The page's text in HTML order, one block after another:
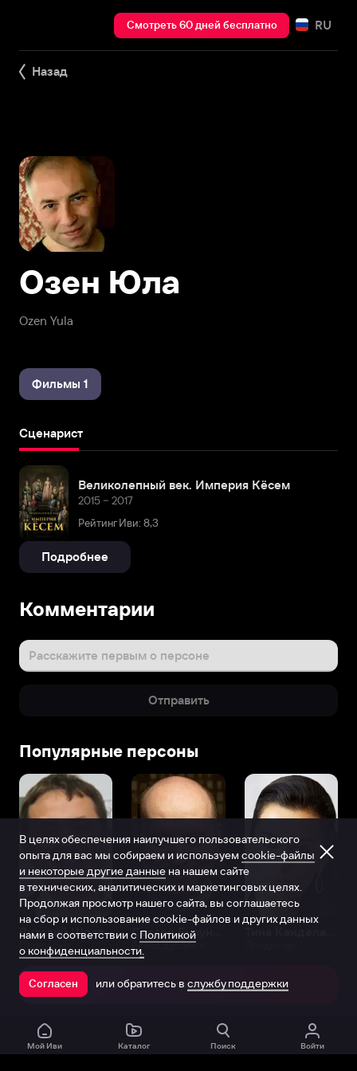
Смотреть 60 дней бесплатно RU
Назад
Ozen Yula
Озен Юла
Фильмы 1
Сценарист
Великолепный век. Империя Кёсем
2015 – 2017
Рейтинг Иви: 8,3
Подробнее
Комментарии
Расскажите первым о персоне
Отправить
Популярные персоны
Виталий Шляппо
Продюсер Актёр дубляжа
Открыть в приложении
Мой Иви Каталог Поиск Войти
В целях обеспечения наилучшего пользовательского
опыта для вас мы собираем и используем cookie-файлы
и некоторые другие данные на нашем сайте
в технических, аналитических и маркетинговых целях.
Продолжая просмотр нашего сайта, вы соглашаетесь
на сбор и использование cookie-файлов и других данных
нами в соответствии с Политикой
о конфиденциальности.
Согласен или обратитесь в службу поддержки